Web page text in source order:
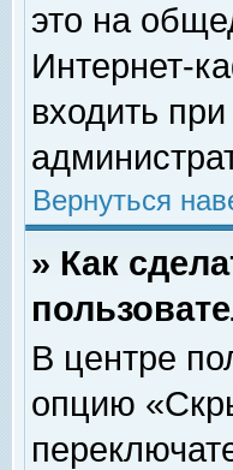
это на
Интернет-
входить
Вернуться
» Как
В центре
опцию